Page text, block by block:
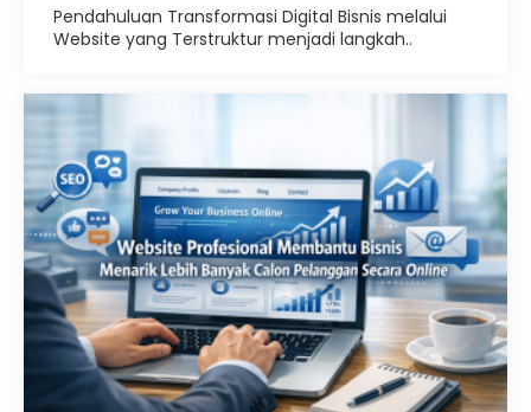
Pendahuluan Transformasi Digital Bisnis melalui
Website yang Terstruktur menjadi langkah..